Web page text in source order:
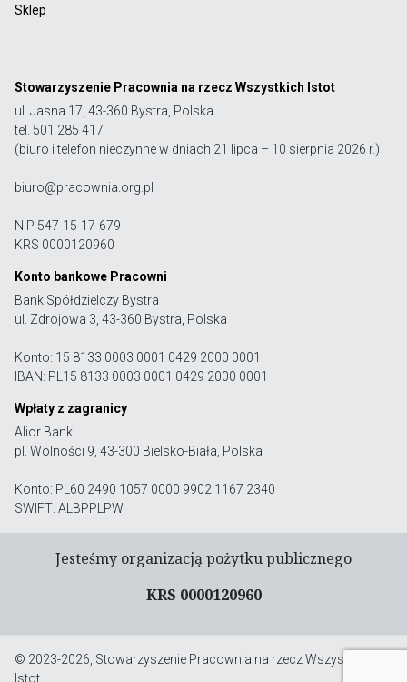
Sklep
Stowarzyszenie Pracownia na rzecz Wszystkich Istot
ul. Jasna 17, 43-360 Bystra, Polska
tel. 501 285 417
(biuro i telefon nieczynne w dniach 21 lipca – 10 sierpnia 2026 r.)
biuro@pracownia.org.pl
NIP 547-15-17-679
KRS 0000120960
Konto bankowe Pracowni
Bank Spółdzielczy Bystra
ul. Zdrojowa 3, 43-360 Bystra, Polska
Konto: 15 8133 0003 0001 0429 2000 0001
IBAN: PL15 8133 0003 0001 0429 2000 0001
Wpłaty z zagranicy
Alior Bank
pl. Wolności 9, 43-300 Bielsko-Biała, Polska
Konto: PL60 2490 1057 0000 9902 1167 2340
SWIFT: ALBPPLPW
Jesteśmy organizacją pożytku publicznego
KRS 0000120960
© 2023-2026, Stowarzyszenie Pracownia na rzecz Wszystkich
Istot